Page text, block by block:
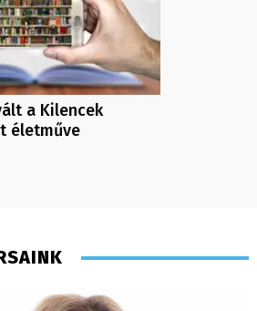
a Kilencek
életműve